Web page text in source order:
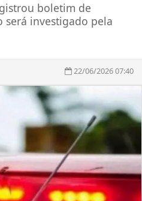
boletim de
será investigado pela
22/06/2026 07:40